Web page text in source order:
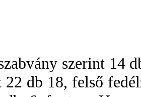
szerint 14
22 db 18, felső